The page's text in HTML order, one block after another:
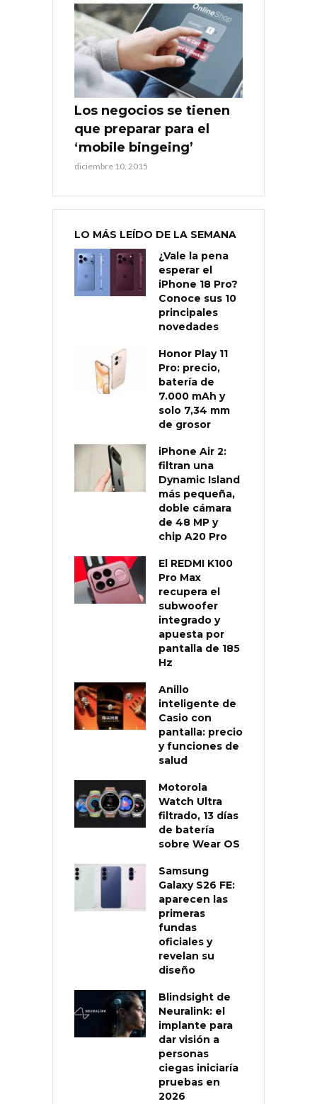
Los negocios se tienen
que preparar para el
‘mobile bingeing’
diciembre 10, 2015
LO MÁS LEÍDO DE LA SEMANA
¿Vale la pena
esperar el
iPhone 18 Pro?
Conoce sus 10
principales
novedades
Honor Play 11
Pro: precio,
batería de
7.000 mAh y
solo 7,34 mm
de grosor
iPhone Air 2:
filtran una
Dynamic Island
más pequeña,
doble cámara
de 48 MP y
chip A20 Pro
El REDMI K100
Pro Max
recupera el
subwoofer
integrado y
apuesta por
pantalla de 185
Hz
Anillo
inteligente de
Casio con
pantalla: precio
y funciones de
salud
Motorola
Watch Ultra
filtrado, 13 días
de batería
sobre Wear OS
Samsung
Galaxy S26 FE:
aparecen las
primeras
fundas
oficiales y
revelan su
diseño
Blindsight de
Neuralink: el
implante para
dar visión a
personas
ciegas iniciaría
pruebas en
2026